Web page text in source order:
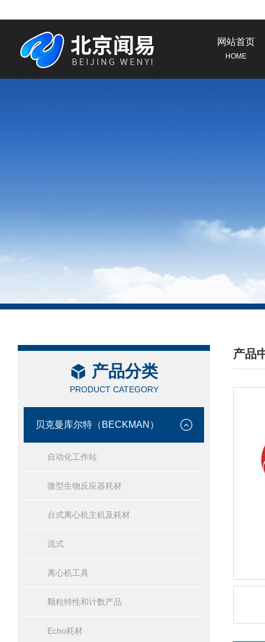
网站首页
HOME
产品分类
PRODUCT CATEGORY
贝克曼库尔特（BECKMAN）
自动化工作站
微型生物反应器耗材
台式离心机主机及耗材
流式
离心机工具
颗粒特性和计数产品
Echo耗材
产品
/